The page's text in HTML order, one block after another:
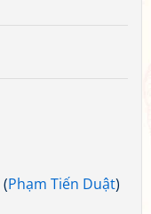
(Phạm Tiến Duật)